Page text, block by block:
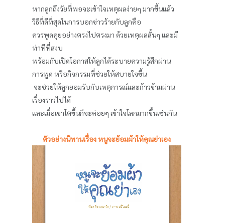
หากลูกถึงวัยที่พอจะเข้าใจเหตุผลง่ายๆ มากขึ้นแล้ว
วิธีที่ดีที่สุดในการบอกข่าวร้ายกับลูกคือ
ควรพูดคุยอย่างตรงไปตรงมา ด้วยเหตุผลสั้นๆ และมี
ท่าทีที่สงบ
พร้อมกับเปิดโอกาสให้ลูกได้ระบายความรู้สึกผ่าน
การพูด หรือกิจกรรมที่ช่วยให้สบายใจขึ้น
จะช่วยให้ลูกยอมรับกับเหตุการณ์และก้าวข้ามผ่าน
เรื่องราวไปได้
และเมื่อเขาโตขึ้นก็จะค่อยๆ เข้าใจโลกมากขึ้นเช่นกัน
ตัวอย่างนิทานเรื่อง หนูจะย้อมผ้าให้คุณย่าเอง